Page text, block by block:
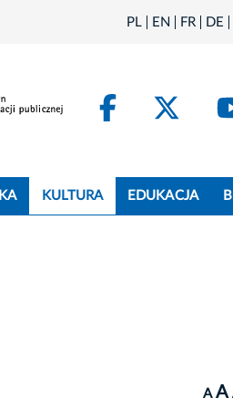
PL EN FR DE
Facebook
KULTURA EDUKACJA
A A